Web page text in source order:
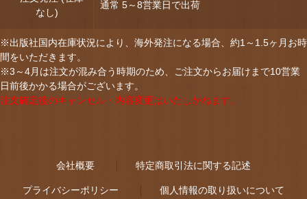
なし)
通常 5～8営業日で出荷
※出版社国内在庫状況により、海外発注になる場合、約1～1.5ヶ月お時
間をいただきます。
※3～4月は注文が混み合う時期のため、ご注文からお届けまで10営業
日前後かかる場合がございます。
注文確定後のキャンセル・内容変更はいたしかねます。
会社概要 特定商取引法に関する記述
プライバシーポリシー 個人情報の取り扱いについて